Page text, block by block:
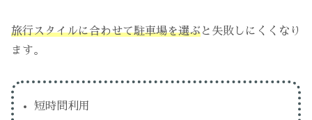
旅行スタイルに合わせて駐車場を選ぶと失敗しにくくなり
ます。
短時間利用